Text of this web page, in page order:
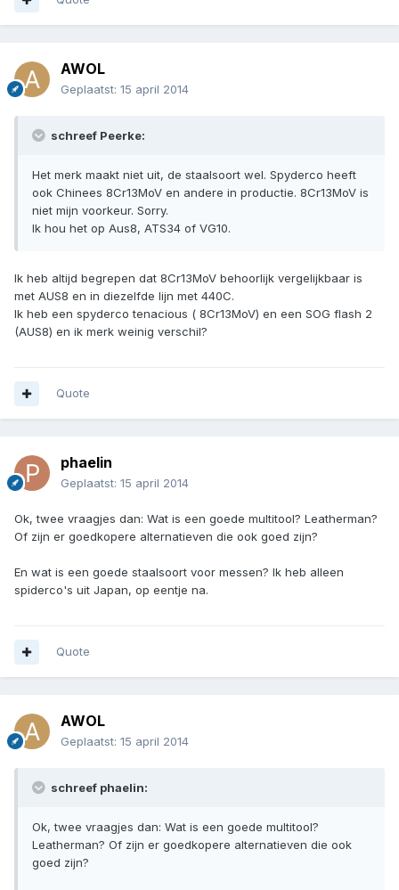
AWOL
Geplaatst: 15 april 2014
schreef Peerke:
Het merk maakt niet uit, de staalsoort wel. Spyderco heeft
ook Chinees 8Cr13MoV en andere in productie. 8Cr13MoV is
niet mijn voorkeur. Sorry.
Ik hou het op Aus8, ATS34 of VG10.
Ik heb altijd begrepen dat 8Cr13MoV behoorlijk vergelijkbaar is
met AUS8 en in diezelfde lijn met 440C.
Ik heb een spyderco tenacious ( 8Cr13MoV) en een SOG flash 2
(AUS8) en ik merk weinig verschil?
Quote
phaelin
Geplaatst: 15 april 2014
Ok, twee vraagjes dan: Wat is een goede multitool? Leatherman?
Of zijn er goedkopere alternatieven die ook goed zijn?
En wat is een goede staalsoort voor messen? Ik heb alleen
spiderco's uit Japan, op eentje na.
Quote
AWOL
Geplaatst: 15 april 2014
schreef phaelin:
Ok, twee vraagjes dan: Wat is een goede multitool?
Leatherman? Of zijn er goedkopere alternatieven die ook
goed zijn?